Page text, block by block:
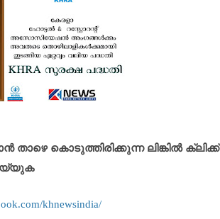
കൊടുത്തിരിക്കുന്ന ലിങ്കിൽ ക്ലിക്ക്
khnewsindia/